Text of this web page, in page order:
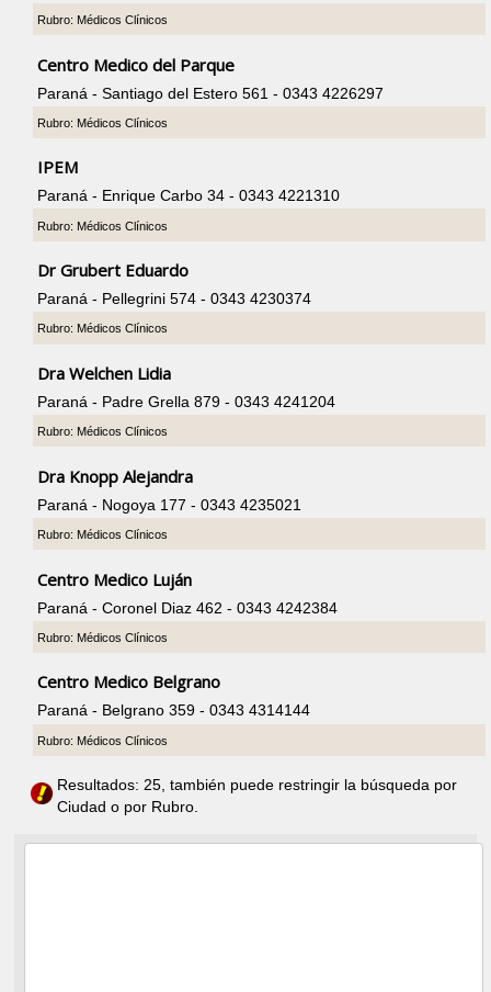
Rubro: Médicos Clínicos
Centro Medico del Parque
Paraná - Santiago del Estero 561 - 0343 4226297
Rubro: Médicos Clínicos
IPEM
Paraná - Enrique Carbo 34 - 0343 4221310
Rubro: Médicos Clínicos
Dr Grubert Eduardo
Paraná - Pellegrini 574 - 0343 4230374
Rubro: Médicos Clínicos
Dra Welchen Lidia
Paraná - Padre Grella 879 - 0343 4241204
Rubro: Médicos Clínicos
Dra Knopp Alejandra
Paraná - Nogoya 177 - 0343 4235021
Rubro: Médicos Clínicos
Centro Medico Luján
Paraná - Coronel Diaz 462 - 0343 4242384
Rubro: Médicos Clínicos
Centro Medico Belgrano
Paraná - Belgrano 359 - 0343 4314144
Rubro: Médicos Clínicos
Resultados: 25, también puede restringir la búsqueda por
Ciudad o por Rubro.